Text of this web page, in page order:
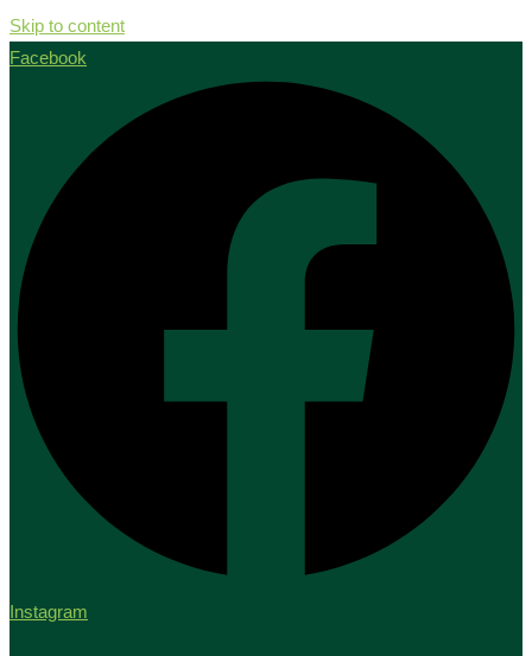
Skip to content
Facebook
Instagram